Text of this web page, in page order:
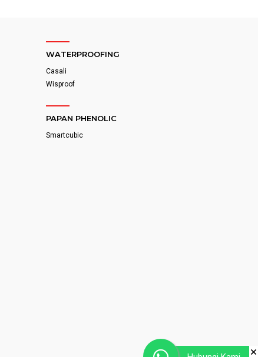
WATERPROOFING
Casali
Wisproof
PAPAN PHENOLIC
Smartcubic